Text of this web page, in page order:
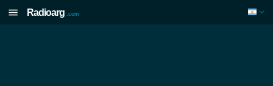
Radioarg .com